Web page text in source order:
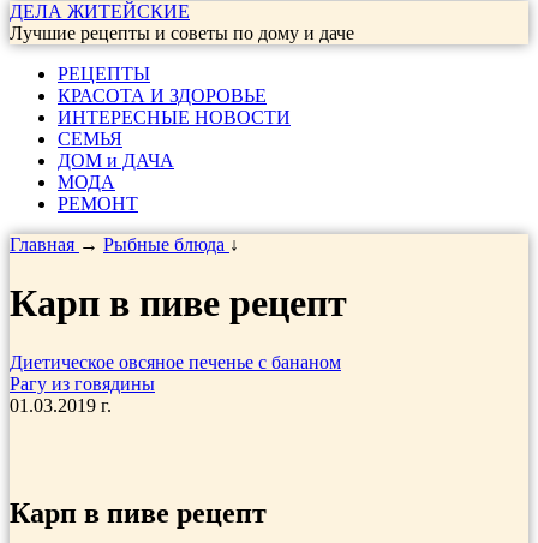
ДЕЛА ЖИТЕЙСКИЕ
Лучшие рецепты и советы по дому и даче
РЕЦЕПТЫ
КРАСОТА И ЗДОРОВЬЕ
ИНТЕРЕСНЫЕ НОВОСТИ
СЕМЬЯ
ДОМ и ДАЧА
МОДА
РЕМОНТ
Главная → Рыбные блюда ↓
Карп в пиве рецепт
Диетическое овсяное печенье с бананом
Рагу из говядины
01.03.2019 г.
Карп в пиве рецепт